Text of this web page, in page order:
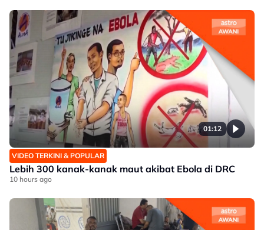
01:12
VIDEO TERKINI & POPULAR
Lebih 300 kanak-kanak maut akibat Ebola di DRC
10 hours ago